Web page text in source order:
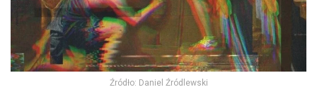
Źródło: Daniel Źródlewski